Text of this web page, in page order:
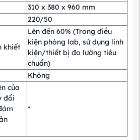
310 x 380 x 960 mm
220/50
khiết
Lên đến 60% (Trong điều
kiện phòng lab, sử dụng linh
kiện/thiết bị đo lường tiêu
chuẩn)
Không
của
đổi
*